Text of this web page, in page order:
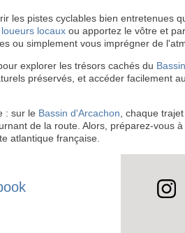
les pistes cyclables bien entretenues
locaux ou apportez le vôtre et
ou simplement vous imprégner de
explorer les trésors cachés du
préservés, et accéder facilement
: sur le Bassin d'Arcachon , chaque
de la route. Alors, préparez-vous
atlantique française.